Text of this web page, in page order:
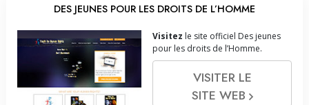
DES JEUNES POUR LES DROITS DE L’HOMME
Visitez le site officiel Des jeunes
pour les droits de l’Homme.
VISITER LE
SITE WEB